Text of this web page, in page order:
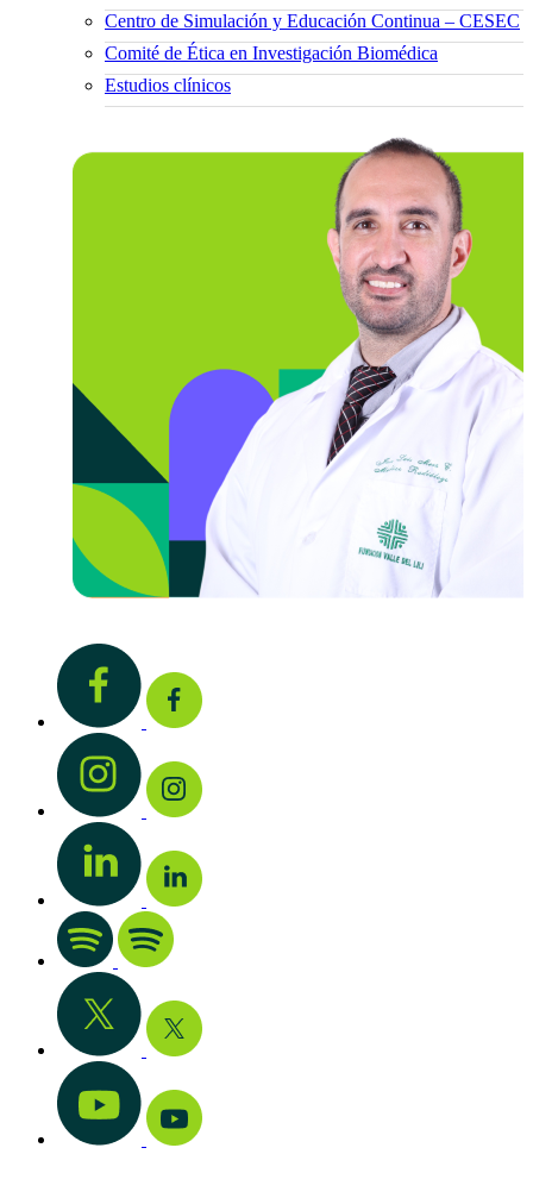
Centro de Simulación y Educación Continua – CESEC
Comité de Ética en Investigación Biomédica
Estudios clínicos